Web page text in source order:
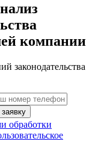
компании
законодательства
обработки